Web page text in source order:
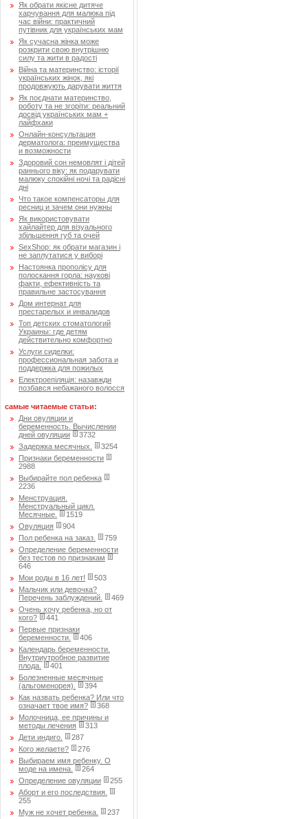
Як обрати якісне дитяче
харчування для малюка під
час війни: практичний
путівник для українських мам
Як сучасна жінка може
розкрити свою внутрішню
силу та жити в радості
Війна та материнство: історії
українських жінок, які
продовжують дарувати життя
Як поєднати материнство,
роботу та не згоріти: реальний
досвід українських мам +
лайфхаки
Онлайн-консультация
дерматолога: преимущества
и возможности
Здоровий сон немовлят і дітей
раннього віку: як подарувати
малюку спокійні ночі та радісні
дні
Что такое компенсаторы для
ресниц и зачем они нужны
Як використовувати
хайлайтер для візуального
збільшення губ та очей
SexShop: як обрати магазин і
не заплутатися у виборі
Настоянка прополісу для
полоскання горла: наукові
факти, ефективність та
правильне застосування
Дом интернат для
престарелых и инвалидов
Топ детских стоматологий
Украины: где детям
действительно комфортно
Услуги сиделки:
профессиональная забота и
поддержка для пожилых
Електроепіляція: назавжди
позбався небажаного волосся
самые читаемые статьи:
Дни овуляции и
беременность. Вычислении
дней овуляции
3732
Задержка месячных.
3254
Признаки беременности
2988
Выбирайте пол ребенка
2236
Менструация.
Менструальный цикл.
Месячные.
1519
Овуляция
904
Пол ребенка на заказ.
759
Определение беременности
без тестов по признакам
646
Мои роды в 16 лет!
503
Мальчик или девочка?
Перечень заблуждений.
469
Очень хочу ребенка, но от
кого?
441
Первые признаки
беременности.
406
Календарь беременности.
Внутриутробное развитие
плода.
401
Болезненные месячные
(альгоменорея).
394
Как назвать ребенка? Или что
означает твое имя?
368
Молочница, ее причины и
методы лечения
313
Дети индиго.
287
Кого желаете?
276
Выбираем имя ребенку. О
моде на имена.
264
Определение овуляции
255
Аборт и его последствия.
255
Муж не хочет ребенка.
237